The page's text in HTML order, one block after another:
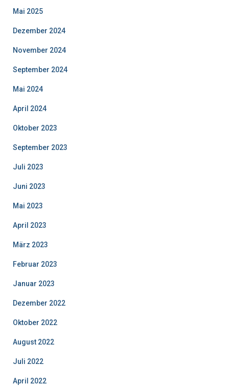
Mai 2025
Dezember 2024
November 2024
September 2024
Mai 2024
April 2024
Oktober 2023
September 2023
Juli 2023
Juni 2023
Mai 2023
April 2023
März 2023
Februar 2023
Januar 2023
Dezember 2022
Oktober 2022
August 2022
Juli 2022
April 2022